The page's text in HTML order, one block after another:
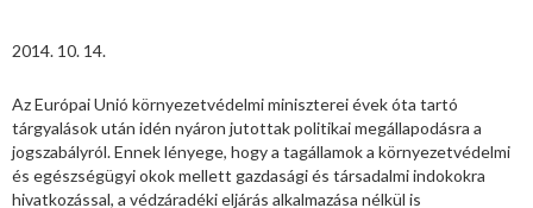
2014. 10. 14.
Az Európai Unió környezetvédelmi miniszterei évek óta tartó
tárgyalások után idén nyáron jutottak politikai megállapodásra a
jogszabályról. Ennek lényege, hogy a tagállamok a környezetvédelmi
és egészségügyi okok mellett gazdasági és társadalmi indokokra
hivatkozással, a védzáradéki eljárás alkalmazása nélkül is